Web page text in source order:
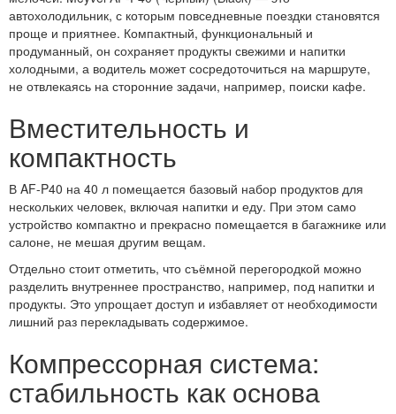
автохолодильник, с которым повседневные поездки становятся
проще и приятнее. Компактный, функциональный и
продуманный, он сохраняет продукты свежими и напитки
холодными, а водитель может сосредоточиться на маршруте,
не отвлекаясь на сторонние задачи, например, поиски кафе.
Вместительность и
компактность
В AF-P40 на 40 л помещается базовый набор продуктов для
нескольких человек, включая напитки и еду. При этом само
устройство компактно и прекрасно помещается в багажнике или
салоне, не мешая другим вещам.
Отдельно стоит отметить, что съёмной перегородкой можно
разделить внутреннее пространство, например, под напитки и
продукты. Это упрощает доступ и избавляет от необходимости
лишний раз перекладывать содержимое.
Компрессорная система:
стабильность как основа